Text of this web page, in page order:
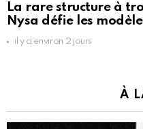
La rare structure à
Nysa défie les
il y a environ 2 jours
À